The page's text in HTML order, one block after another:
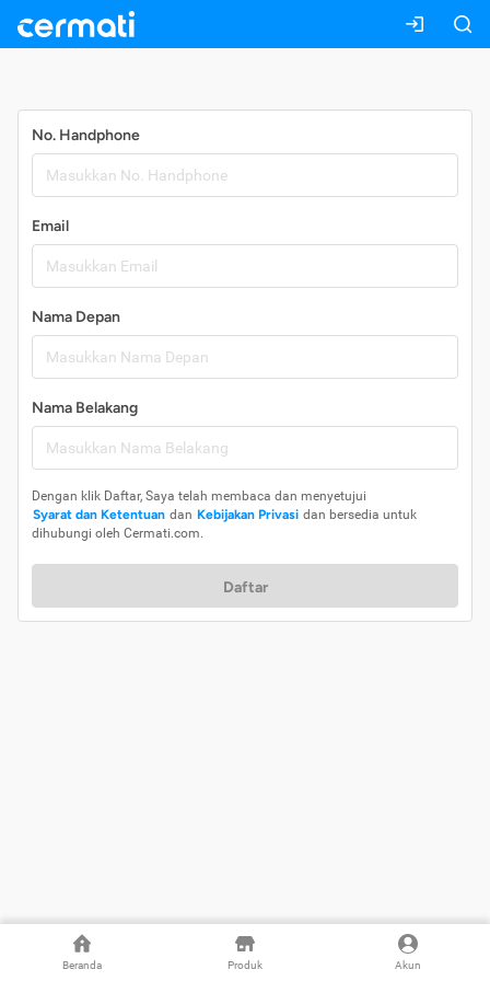
Beranda Produk Akun
No. Handphone
Email
Nama Depan
Nama Belakang
Dengan klik Daftar, Saya telah membaca dan menyetujui
Syarat dan Ketentuan dan Kebijakan Privasi dan bersedia untuk
dihubungi oleh Cermati.com.
Daftar